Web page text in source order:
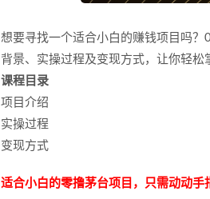
想要寻找一个适合小白的赚钱项目吗
背景、实操过程及变现方式，让你轻松
课程目录
项目介绍
实操过程
变现方式
适合小白的零撸茅台项目，只需动动手